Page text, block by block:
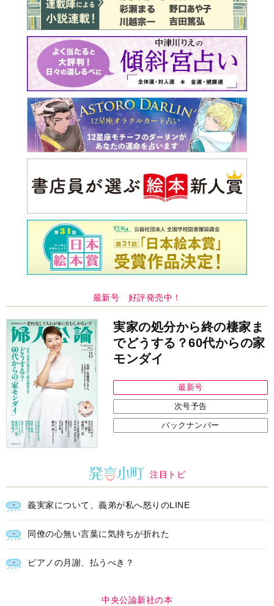
最新号 好評発売中！
実家の処分から終の棲家ま
でどうする？60代からの家
モンダイ
最新号
次号予告
バックナンバー
注目トピ
義実家について、義弟が私へ怒りのLINE
同僚の心無い言葉に気持ちが折れた
ピアノの月謝、払うべき？
中央公論新社の本